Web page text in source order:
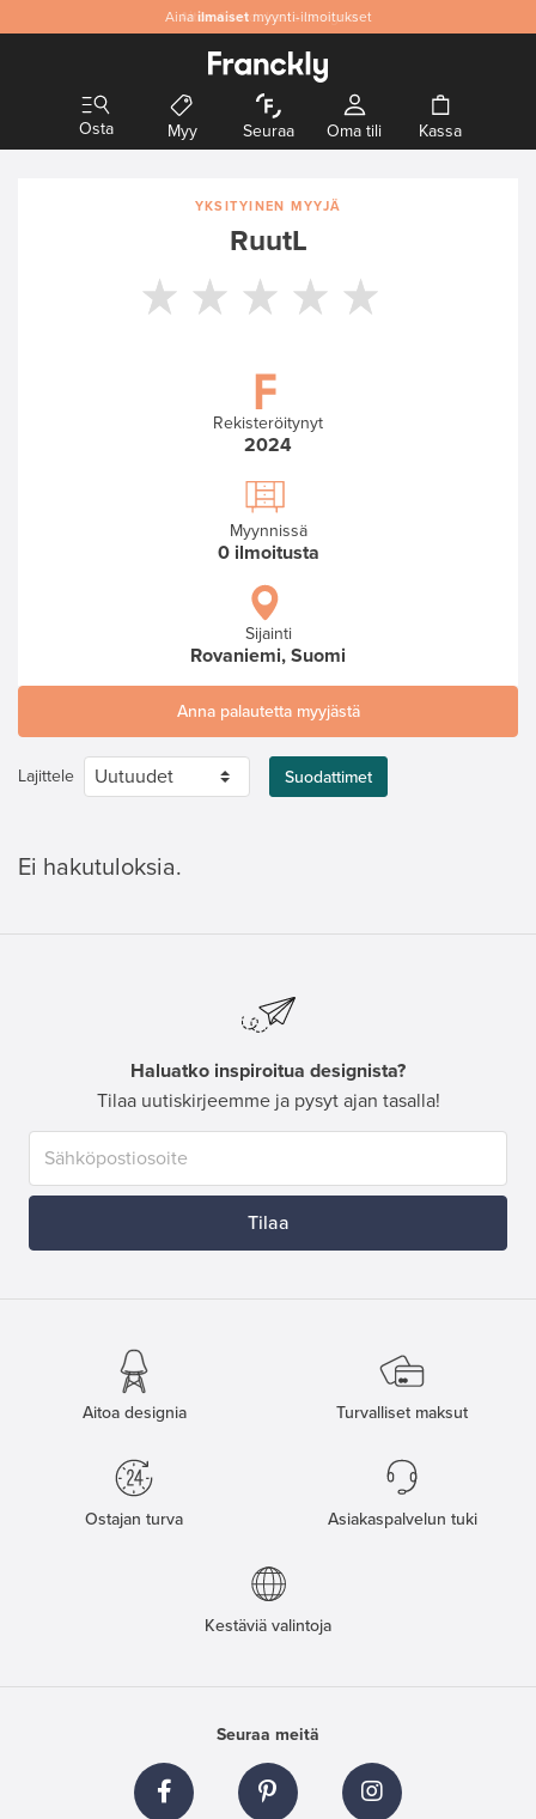
Ainailmaisetmyynti-ilmoitukset
Aitoa& laadukasta designia
Osta Myy Seuraa Oma tili Kassa
YKSITYINEN MYYJÄ
RuutL
Rekisteröitynyt
2024
Myynnissä
0 ilmoitusta
Sijainti
Rovaniemi, Suomi
Anna palautetta myyjästä
Lajittele Suodattimet
Ei hakutuloksia.
Haluatko inspiroitua designista?
Tilaa uutiskirjeemme ja pysyt ajan tasalla!
Tilaa
Aitoa designia Turvalliset maksut
Ostajan turva Asiakaspalvelun tuki
Kestäviä valintoja
Seuraa meitä